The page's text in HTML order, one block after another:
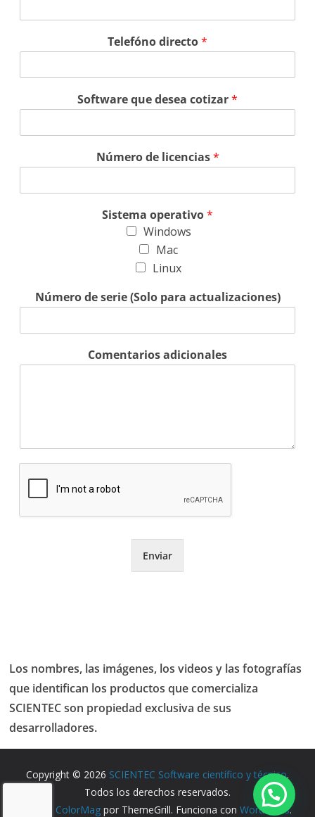
Telefóno directo*
Software que desea cotizar*
Número de licencias*
Sistema operativo*
Windows
Mac
Linux
Número de serie (Solo para actualizaciones)
Comentarios adicionales
Enviar
Los nombres, las imágenes, los videos y las fotografías
que identifican los productos que comercializa
SCIENTEC son propiedad exclusiva de sus
desarrolladores.
Copyright © 2026 SCIENTEC Software científico y técnico.
Todos los derechos reservados.
ColorMagpor ThemeGrill. Funciona con WordPress.